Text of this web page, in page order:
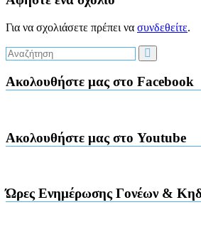
Για να σχολιάσετε πρέπει να συνδεθείτε.
Ακολουθήστε μας στο Facebook
Ακολουθήστε μας στο Youtube
Ώρες Ενημέρωσης Γονέων &